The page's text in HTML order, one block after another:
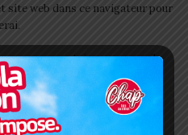
site web dans ce navigateur pour
commentaires par e-mail.
articles par e-mail.